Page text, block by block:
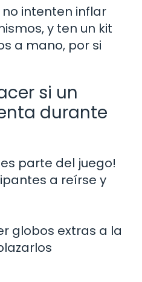
intenten inflar
y ten un kit
a mano, por si
si un
durante
parte del juego!
a reírse y
globos extras a la